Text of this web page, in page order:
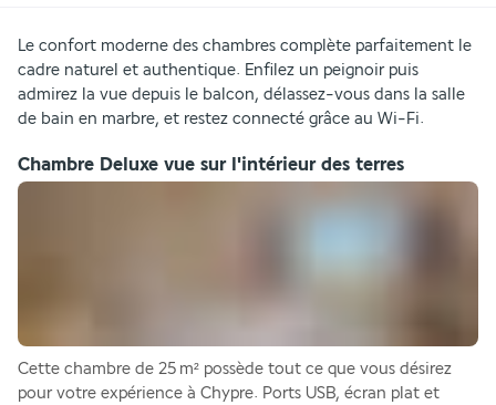
Le confort moderne des chambres complète parfaitement le
cadre naturel et authentique. Enfilez un peignoir puis
admirez la vue depuis le balcon, délassez-vous dans la salle
de bain en marbre, et restez connecté grâce au Wi-Fi.
Chambre Deluxe vue sur l'intérieur des terres
Cette chambre de 25 m² possède tout ce que vous désirez
pour votre expérience à Chypre. Ports USB, écran plat et